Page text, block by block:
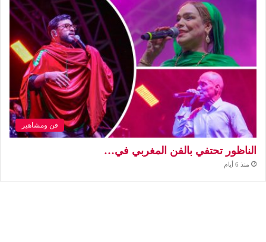
فن ومشاهير
الناظور تحتفي بالفن المغربي في…
منذ 6 أيام